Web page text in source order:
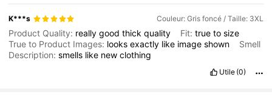
K***s Couleur: Gris foncé / Taille: 3XL
Product Quality: reallygoodthickquality Fit:truetosize
True to Product Images: looksexactly like imageshown
Smell
Description:smells like newclothing
Utile (0)